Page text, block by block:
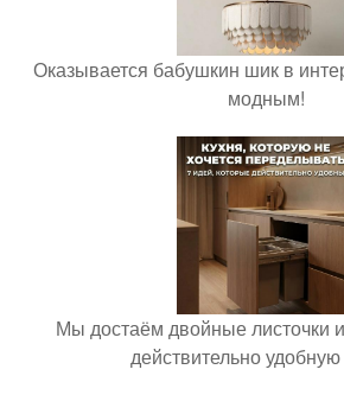
Оказывается бабушкин шик в
модным!
Мы достаём двойные листочки
действительно